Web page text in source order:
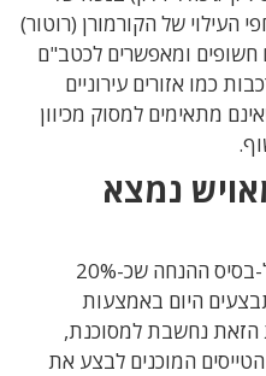
העילוי של הקורמורן (רוטור)
חשופים ומאפשרים לכטב"ם
כמו אזורים עירוניים
מתאימים למסוק מכיוון
נמצא
הפרוייקט המשותף יצא לדרך על-בסיס ההנחה שכ-20%
היום באמצעות
הזאת נחשבת למסוכנת,
המוכנים לבצע את